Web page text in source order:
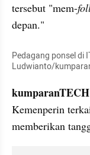
tersebut "mem-
depan."
Pedagang ponsel di
Ludwianto/
kumparanTECH
Kemenperin
memberikan